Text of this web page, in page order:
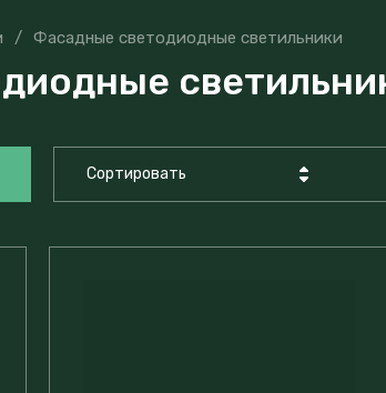
/ Фасадные светодиодные светильники
Сортировать